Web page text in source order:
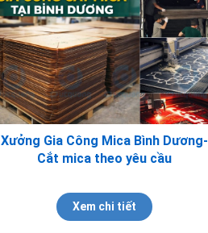
Xưởng Gia Công Mica Bình Dương-
Cắt mica theo yêu cầu
Xem chi tiết